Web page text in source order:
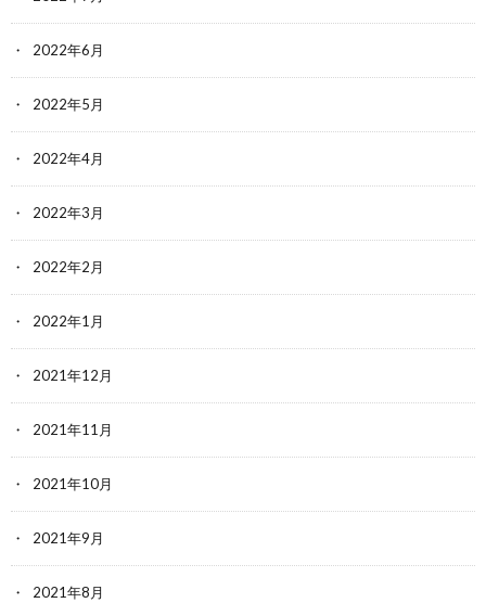
2022年6月
2022年5月
2022年4月
2022年3月
2022年2月
2022年1月
2021年12月
2021年11月
2021年10月
2021年9月
2021年8月